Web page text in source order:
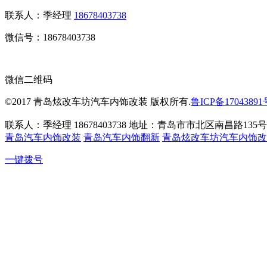
联系人：季经理 18678403738
微信号：18678403738
微信二维码
©2017 青岛炫改车坊汽车内饰改装 版权所有.鲁ICP备17043891
联系人：季经理 18678403738 地址：青岛市市北区南昌路135号
青岛汽车内饰改装 青岛汽车内饰翻新 青岛炫改车坊汽车内饰
一键拨号